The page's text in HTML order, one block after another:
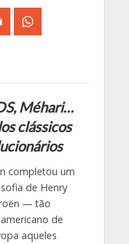
Méhari…
clássicos
completou um
de Henry
— tão
de
aqueles